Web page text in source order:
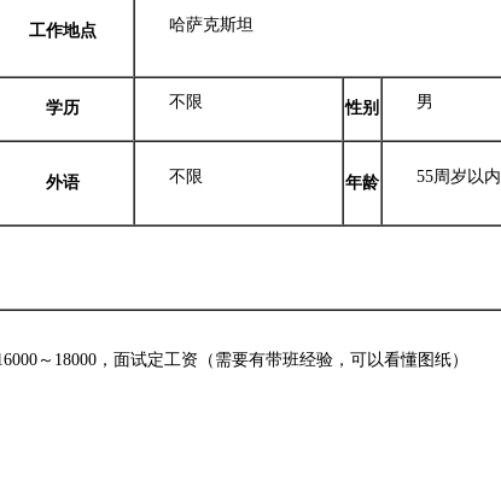
工作地点 哈萨克斯坦
学历 不限 性别 男
外语 不限 年龄 55周岁以内
～18000，面试定工资（需要有带班经验，可以看懂图纸）